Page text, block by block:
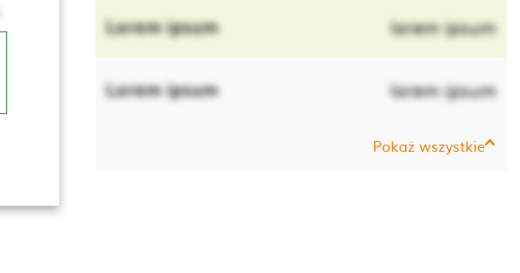
Lorem ipsum lorem ipsum
Lorem ipsum lorem ipsum
Pokaż wszystkie